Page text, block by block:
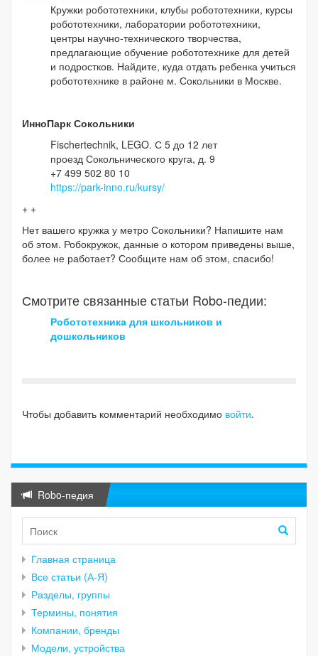
Кружки робототехники, клубы робототехники, курсы
робототехники, лаборатории робототехники,
центры научно-технического творчества,
предлагающие обучение робототехнике для детей
и подростков. Найдите, куда отдать ребенка учиться
робототехнике в районе м. Сокольники в Москве.
ИнноПарк Сокольники
Fischertechnik, LEGO. С 5 до 12 лет
проезд Сокольнического круга, д. 9
+7 499 502 80 10
https://park-inno.ru/kursy/
+ +
Нет вашего кружка у метро Сокольники? Напишите нам
об этом. Робокружок, данные о котором приведены выше,
более не работает? Сообщите нам об этом, спасибо!
Смотрите связанные статьи Robo-педии:
Робототехника для школьников и
дошкольников
Чтобы добавить комментарий необходимо войти.
Robo-педия
Главная страница
Все статьи (А-Я)
Разделы, группы
Термины, понятия
Компании, бренды
Модели, устройства